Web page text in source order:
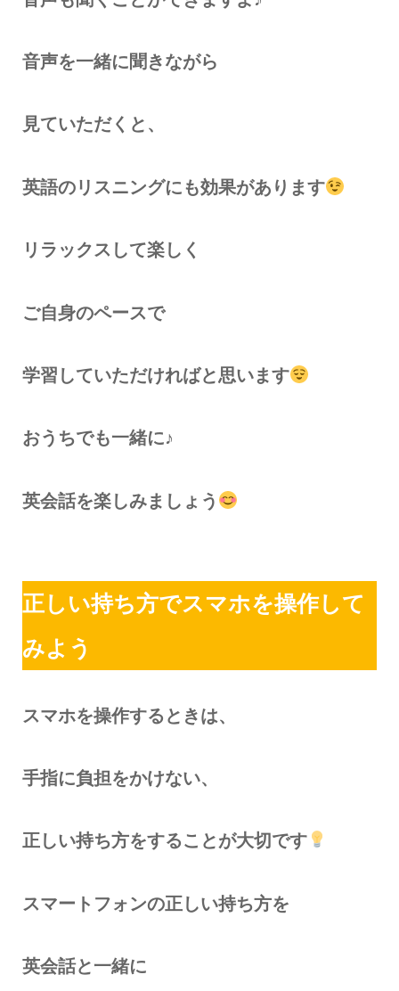
音声を一緒に聞きながら
見ていただくと、
英語のリスニングにも効果があります
リラックスして楽しく
ご自身のペースで
学習していただければと思います
おうちでも一緒に♪
英会話を楽しみましょう
正しい持ち方でスマホを操作して
みよう
スマホを操作するときは、
手指に負担をかけない、
正しい持ち方をすることが大切です
スマートフォンの正しい持ち方を
英会話と一緒に